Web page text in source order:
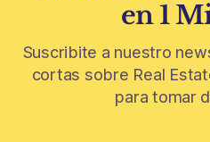
en 1
Suscribite a nuestro
cortas sobre Real
para tomar